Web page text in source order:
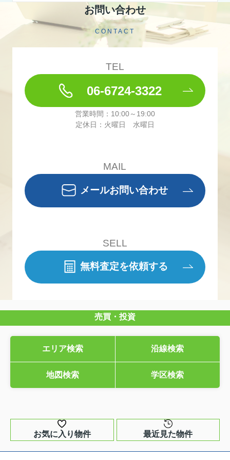
お問い合わせ
CONTACT
TEL
06-6724-3322
営業時間：10:00～19:00
定休日：火曜日 水曜日
MAIL
メールお問い合わせ
SELL
無料査定を依頼する
売買・投資
エリア検索 沿線検索
地図検索 学区検索
お気に入り物件 最近見た物件